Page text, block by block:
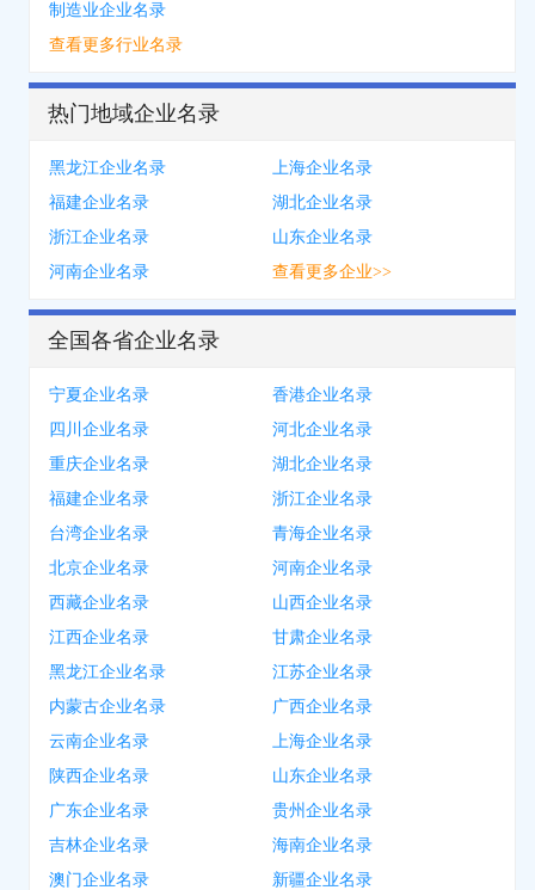
制造业企业名录
查看更多行业名录
热门地域企业名录
黑龙江企业名录
上海企业名录
福建企业名录
湖北企业名录
浙江企业名录
山东企业名录
河南企业名录
查看更多企业>>
全国各省企业名录
宁夏企业名录
香港企业名录
四川企业名录
河北企业名录
重庆企业名录
湖北企业名录
福建企业名录
浙江企业名录
台湾企业名录
青海企业名录
北京企业名录
河南企业名录
西藏企业名录
山西企业名录
江西企业名录
甘肃企业名录
黑龙江企业名录
江苏企业名录
内蒙古企业名录
广西企业名录
云南企业名录
上海企业名录
陕西企业名录
山东企业名录
广东企业名录
贵州企业名录
吉林企业名录
海南企业名录
澳门企业名录
新疆企业名录